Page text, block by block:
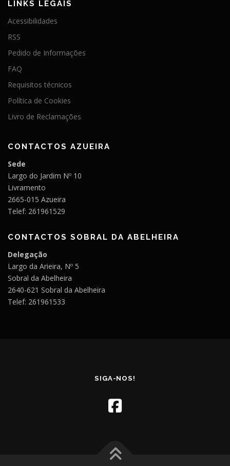
LINKS LEGAIS
Acessibilidades
RSS
Pedido de Informações
FAQ
Requisitos técnicos
Política de Cookies
Livro de Reclamações
CONTACTOS AZUEIRA
Sede
Largo do Jardim Nº 10
Livramento
2665-015 Azueira
Telef: 261961529
CONTACTOS SOBRAL DA ABELHEIRA
Delegação
Largo da Arieira, Nº 5
Sobral da Abelheira
2640-621 Sobral da Abelheira
Telef: 261961533
SIGA-NOS!